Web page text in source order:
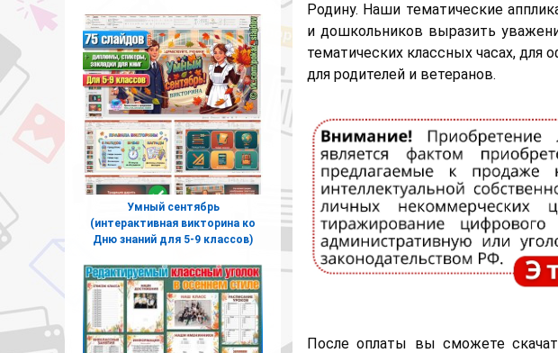
Родину. Наши тематические
и дошкольников выразить
тематических классных часах, для
для родителей и ветеранов.
После оплаты вы сможете
Умный сентябрь
(интерактивная викторина ко
Дню знаний для 5-9 классов)